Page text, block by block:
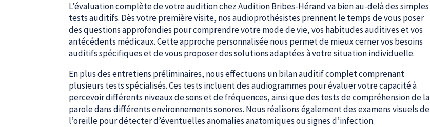
L’évaluation complète de votre audition chez Audition Bribes-Hérand va bien au-delà des simples
tests auditifs. Dès votre première visite, nos audioprothésistes prennent le temps de vous poser
des questions approfondies pour comprendre votre mode de vie, vos habitudes auditives et vos
antécédents médicaux. Cette approche personnalisée nous permet de mieux cerner vos besoins
auditifs spécifiques et de vous proposer des solutions adaptées à votre situation individuelle.
En plus des entretiens préliminaires, nous effectuons un bilan auditif complet comprenant
plusieurs tests spécialisés. Ces tests incluent des audiogrammes pour évaluer votre capacité à
percevoir différents niveaux de sons et de fréquences, ainsi que des tests de compréhension de la
parole dans différents environnements sonores. Nous réalisons également des examens visuels de
l’oreille pour détecter d’éventuelles anomalies anatomiques ou signes d’infection.